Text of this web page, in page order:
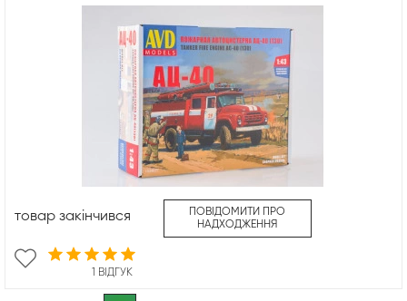
1 ВІДГУК
товар закінчився
ПОВІДОМИТИ ПРО
НАДХОДЖЕННЯ